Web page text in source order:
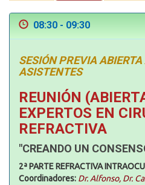
08:30 - 09:30
SESIÓN PREVIA ABIERTA
ASISTENTES
REUNIÓN
EXPERTOS EN
REFRACTIVA
"CREANDO UN
2ª PARTE REFRACTIVA
Coordinadores: Dr. Alfonso, Dr.